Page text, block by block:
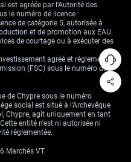
Moyenne mobile 20
périodes
périodes
périodes
Plus bas
intrajournalier et
est agréée par l'Autorité des
le numéro de licence
de catégorie 5, autorisée à
et de promotion aux EAU.
de courtage ou à exécuter des
agréé et réglementé
(FSC) sous le numéro de
de Chypre sous le numéro
social est situé à l'Archevêque
Chypre, agit uniquement en tant
entité n'est ni autorisée ni
réglementée.
Marchés VT.